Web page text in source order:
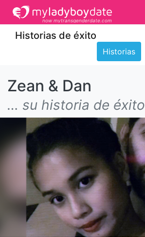
now mytransgenderdate.com
Historias de éxito
Historias
Zean & Dan
… su historia de éxito